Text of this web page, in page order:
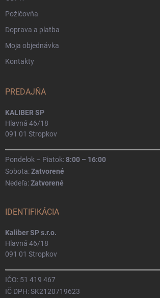
Požičovňa
Doprava a platba
Moja objednávka
Kontakty
PREDAJŇA
KALIBER SP
Hlavná 46/18
091 01 Stropkov
Pondelok – Piatok:8:00 – 16:00
Sobota:Zatvorené
Nedeľa:Zatvorené
IDENTIFIKÁCIA
Kaliber SP s.r.o.
Hlavná 46/18
091 01 Stropkov
IČO: 51 419 467
IČ DPH: SK2120719623